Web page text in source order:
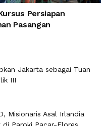
Persiapan
Pasangan
Jakarta sebagai Tuan
III
Misionaris Asal Irlandia